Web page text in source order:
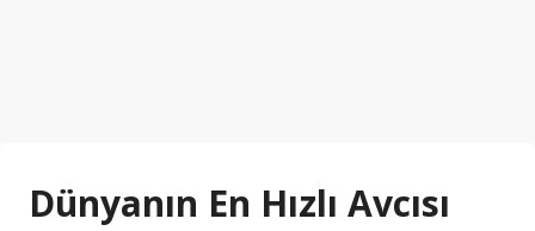
Dünyanın En Hızlı Avcısı